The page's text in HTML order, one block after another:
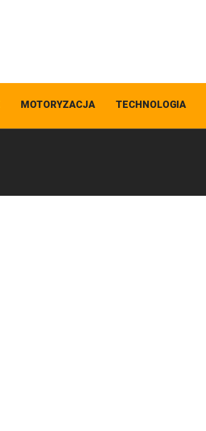
MOTORYZACJA TECHNOLOGIA